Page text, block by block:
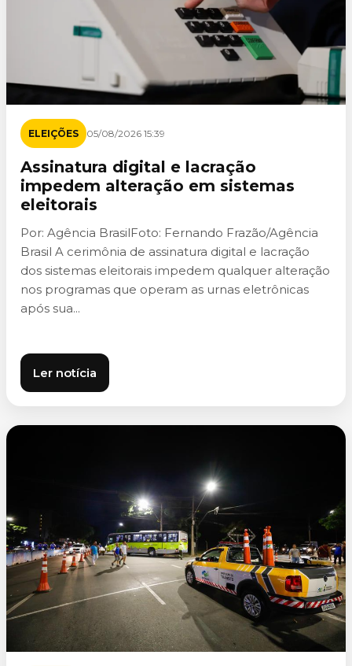
ELEIÇÕES 05/08/2026 15:39
Assinatura digital e lacração
impedem alteração em sistemas
eleitorais
Por: Agência BrasilFoto: Fernando Frazão/Agência
Brasil A cerimônia de assinatura digital e lacração
dos sistemas eleitorais impedem qualquer alteração
nos programas que operam as urnas eletrônicas
após sua...
Ler notícia